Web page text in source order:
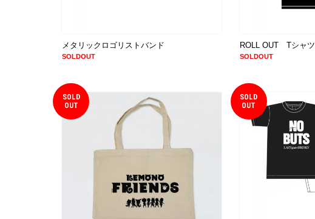
メタリックロゴリストバンド
SOLDOUT
ROLL OUT Tシャツ
SOLDOUT
SOLD
OUT
SOLD
OUT